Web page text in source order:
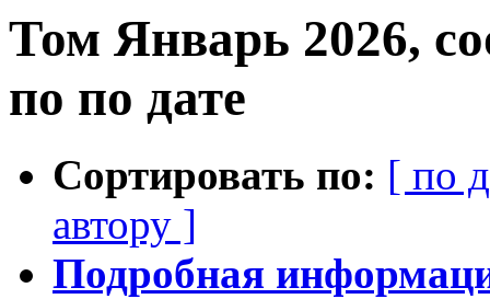
Том Январь 2026,
по по дате
Сортировать по: [ по
автору ]
Подробная